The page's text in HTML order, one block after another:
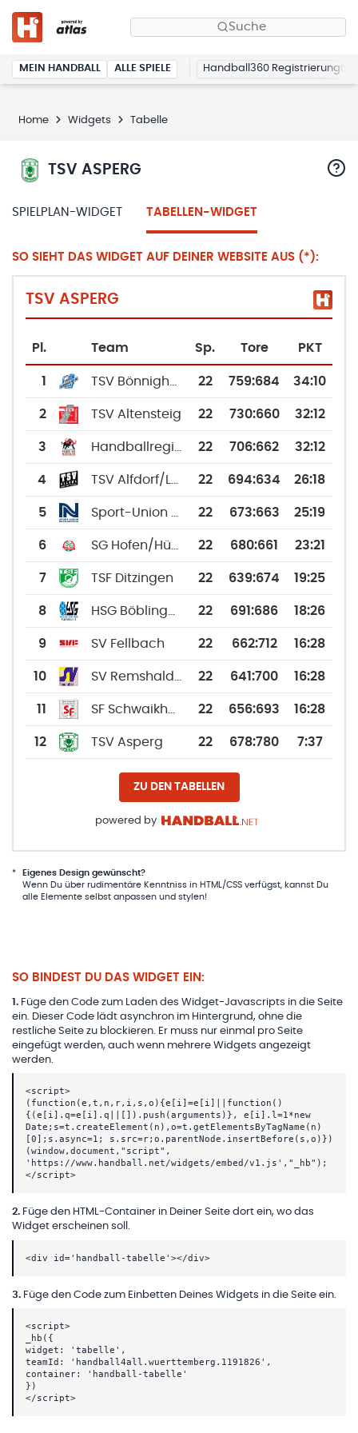
Suche
MEIN HANDBALL ALLE SPIELE Handball360 Registrierung
Home Widgets Tabelle
TSV ASPERG
SPIELPLAN-WIDGET TABELLEN-WIDGET
SO SIEHT DAS WIDGET AUF DEINER WEBSITE AUS (*):
TSV ASPERG
Pl. Team Sp. Tore PKT
1 22 759:684 34:10
2 TSV Altensteig 22 730:660 32:12
3 22 706:662 32:12
4 22 694:634 26:18
5 22 673:663 25:19
6 22 680:661 23:21
7 TSF Ditzingen 22 639:674 19:25
8 22 691:686 18:26
9 SV Fellbach 22 662:712 16:28
10 22 641:700 16:28
11 22 656:693 16:28
12 TSV Asperg 22 678:780 7:37
ZU DEN TABELLEN
powered by
*
Eigenes Design gewünscht?
Wenn Du über rudimentäre Kenntniss in HTML/CSS verfügst, kannst Du
alle Elemente selbst anpassen und stylen!
SO BINDEST DU DAS WIDGET EIN:
1 . Füge den Code zum Laden des Widget-Javascripts in die Seite
ein. Dieser Code lädt asynchron im Hintergrund, ohne die
restliche Seite zu blockieren. Er muss nur einmal pro Seite
eingefügt werden, auch wenn mehrere Widgets angezeigt
werden.
<script>
(function(e,t,n,r,i,s,o){e[i]=e[i]||function()
{(e[i].q=e[i].q||[]).push(arguments)}, e[i].l=1*new
Date;s=t.createElement(n),o=t.getElementsByTagName(n)
[0];s.async=1; s.src=r;o.parentNode.insertBefore(s,o)})
(window,document,"script",
'https://www.handball.net/widgets/embed/v1.js',"_hb");
</script>
2. Füge den HTML-Container in Deiner Seite dort ein, wo das
Widget erscheinen soll.
<div id='handball-tabelle'></div>
3. Füge den Code zum Einbetten Deines Widgets in die Seite ein.
<script>
_hb({
widget: 'tabelle',
teamId: 'handball4all.wuerttemberg.1191826',
container: 'handball-tabelle'
})
</script>